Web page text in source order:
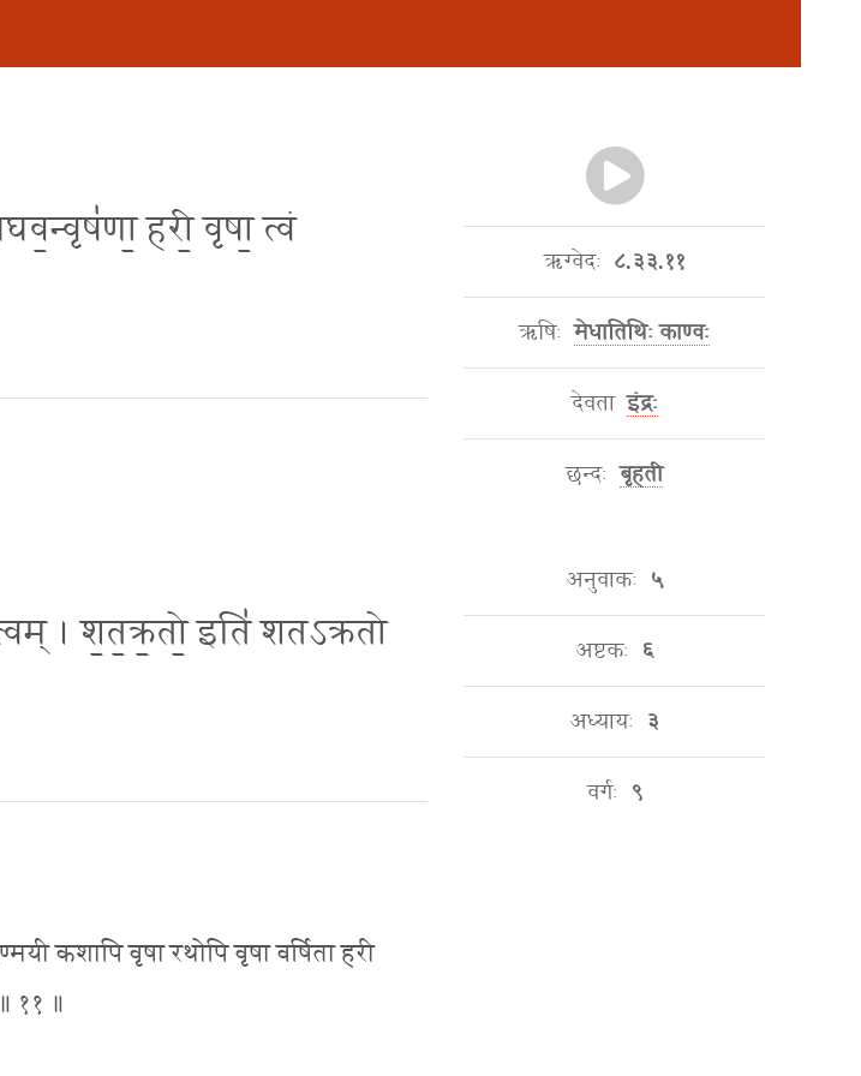
हरी॒ वृषा॒ त्वं
। श॒त॒क्र॒तो॒ इति॑ शतऽक्रतो
कशापि वृषा रथोपि वृषा वर्षिता हरी
११ ॥
ऋग्वेदः ८.३३.११
ऋषिः मेधातिथिः काण्वः
देवता इंद्रः
छन्दः बृहती
अनुवाकः ५
अष्टकः ६
अध्यायः ३
वर्गः ९